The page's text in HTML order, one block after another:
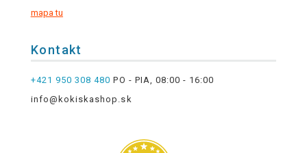
mapa tu
Kontakt
+421 950 308 480 PO - PIA, 08:00 - 16:00
info@kokiskashop.sk